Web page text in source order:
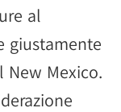
al
giustamente
Mexico.